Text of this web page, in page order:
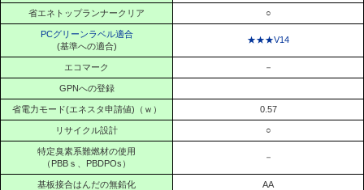
省エネトップランナークリア ○
PCグリーンラベル適合
(基準への適合)
★★★V14
エコマーク －
GPNへの登録
省電力モード(エネスタ申請値)（ｗ） 0.57
リサイクル設計 ○
特定臭素系難燃材の使用
（PBBｓ、PBDPOs）
－
基板接合はんだの無鉛化 AA